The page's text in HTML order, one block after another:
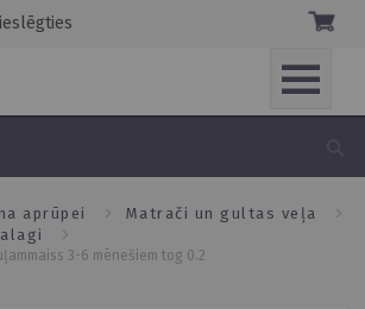
aprūpei
matrači un gultas veļa
3-6 mēnešiem tog 0.2